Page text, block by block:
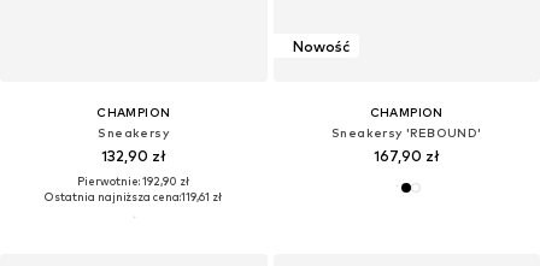
CHAMPION
Sneakersy
132,90 zł
Pierwotnie: 192,90 zł
Ostatnia najniższa cena:119,61 zł
Nowość
CHAMPION
Sneakersy 'REBOUND'
167,90 zł